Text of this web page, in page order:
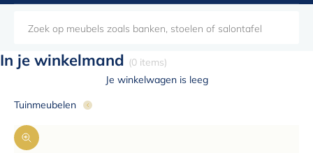
In je winkelmand (0 items)
Je winkelwagen is leeg
Tuinmeubelen
In-/uitzoomen